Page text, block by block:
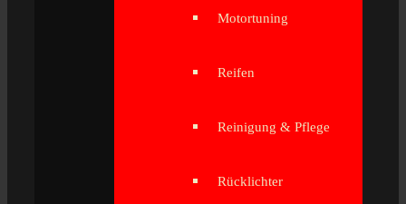
Motortuning
Reifen
Reinigung & Pflege
Rücklichter